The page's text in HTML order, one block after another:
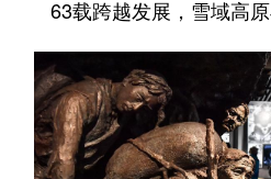
63载跨越发展，雪域高原